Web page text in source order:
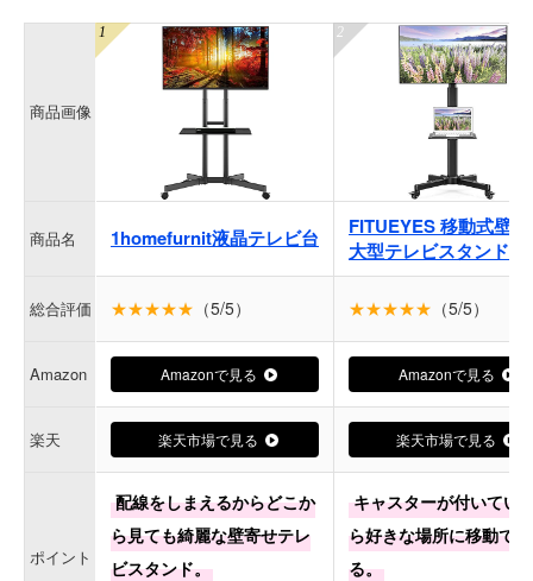
商品画像
商品名 1homefurnit液晶テレビ台
FITUEYES 移動式壁
大型テレビスタンド
総合評価 ★★★★★ （5/5） ★★★★★ （5/5）
Amazon Amazonで見る Amazonで見る
楽天 楽天市場で見る 楽天市場で見る
ポイント
配線をしまえるからどこか
ら見ても綺麗な壁寄せテレ
ビスタンド。
キャスターが付いてい
ら好きな場所に移動でき
る。